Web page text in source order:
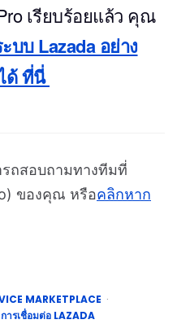
เรียบร้อยแล้ว คุณ
บบ Lazada อย่าง
ด้ ที่นี่
ถสอบถามทางทีมที่
ของคุณ หรือคลิกหาก
MARKETPLACE
การเชื่อมต่อ LAZADA